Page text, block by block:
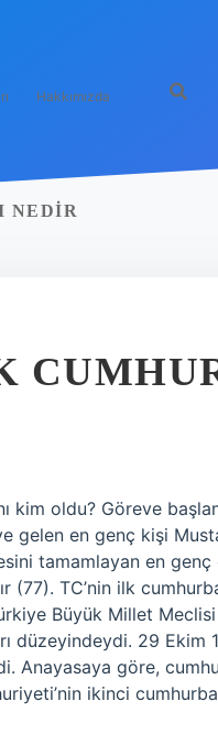
Hakkımızda
NEDIR
kim oldu? Göreve
gelen en genç kişi
tamamlayan en
(77). TC’nin ilk
Büyük Millet Meclisi
düzeyindeydi. 29
Anayasaya göre,
ikinci